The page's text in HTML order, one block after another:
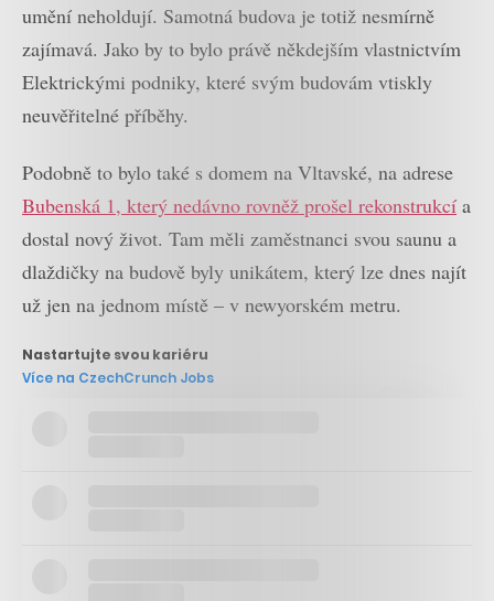
umění neholdují. Samotná budova je totiž nesmírně
zajímavá. Jako by to bylo právě někdejším vlastnictvím
Elektrickými podniky, které svým budovám vtiskly
neuvěřitelné příběhy.
Podobně to bylo také s domem na Vltavské, na adrese
Bubenská 1, který nedávno rovněž prošel rekonstrukcí a
dostal nový život. Tam měli zaměstnanci svou saunu a
dlaždičky na budově byly unikátem, který lze dnes najít
už jen na jednom místě – v newyorském metru.
Nastartujte svou kariéru
Více na CzechCrunch Jobs